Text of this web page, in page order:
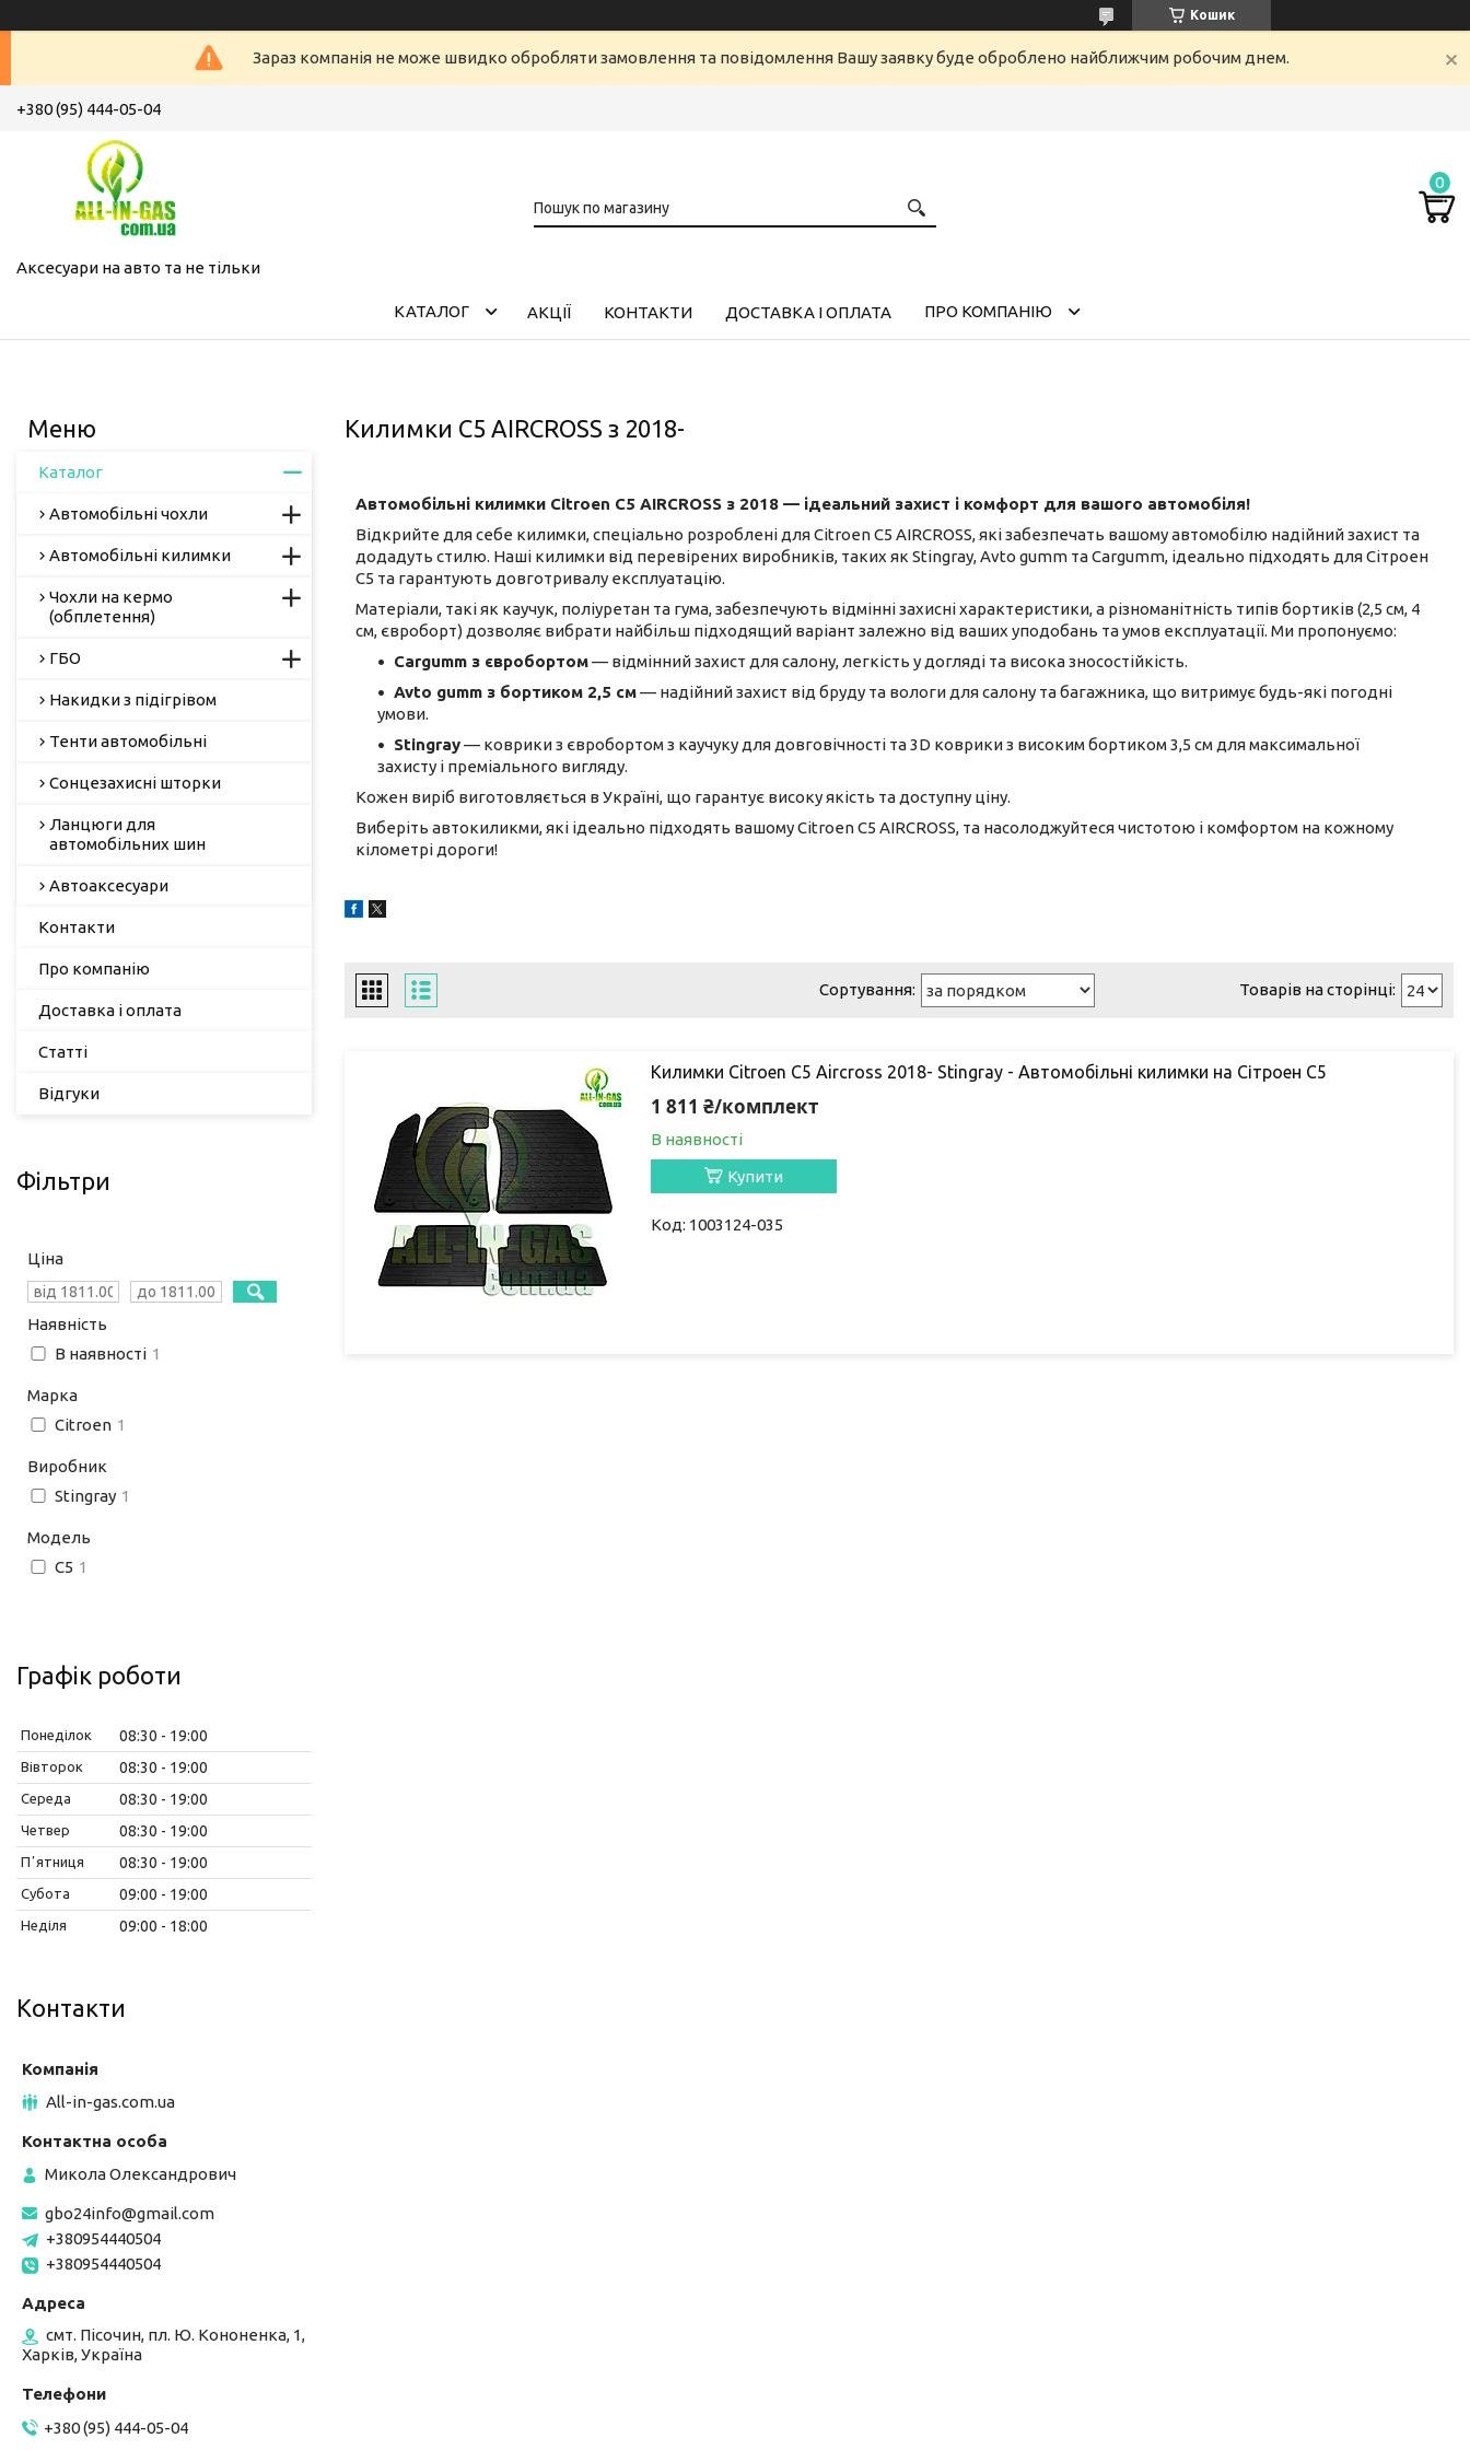
Кошик
Зараз компанія не може швидко обробляти замовлення та повідомлення Вашу заявку буде оброблено найближчим робочим днем.
+380 (95) 444-05-04
Аксесуари на авто та не тільки
КАТАЛОГ АКЦІЇ КОНТАКТИ ДОСТАВКА І ОПЛАТА ПРО КОМПАНІЮ
Килимки C5 AIRCROSS з 2018-
Автомобільні килимки Citroen C5 AIRCROSS з 2018 — ідеальний захист і комфорт для вашого автомобіля!
Відкрийте для себе килимки, спеціально розроблені для Citroen C5 AIRCROSS, які забезпечать вашому автомобілю надійний захист та
додадуть стилю. Наші килимки від перевірених виробників, таких як Stingray, Avto gumm та Cargumm, ідеально підходять для Сітроен
С5 та гарантують довготривалу експлуатацію.
Матеріали, такі як каучук, поліуретан та гума, забезпечують відмінні захисні характеристики, а різноманітність типів бортиків (2,5 см, 4
см, євроборт) дозволяє вибрати найбільш підходящий варіант залежно від ваших уподобань та умов експлуатації. Ми пропонуємо:
Cargumm з євробортом— відмінний захист для салону, легкість у догляді та висока зносостійкість.
Avto gumm з бортиком 2,5 см— надійний захист від бруду та вологи для салону та багажника, що витримує будь-які погодні
умови.
Stingray— коврики з євробортом з каучуку для довговічності та 3D коврики з високим бортиком 3,5 см для максимальної
захисту і преміального вигляду.
Кожен виріб виготовляється в Україні, що гарантує високу якість та доступну ціну.
Виберіть автокиликми, які ідеально підходять вашому Citroen C5 AIRCROSS, та насолоджуйтеся чистотою і комфортом на кожному
кілометрі дороги!
Килимки Citroen C5 Aircross 2018- Stingray - Автомобільні килимки на Сітроен С5
1 811 ₴/комплект
В наявності
Купити
1003124-035
Каталог
Автомобільні чохли
Автомобільні килимки
Чохли на кермо
(обплетення)
ГБО
Накидки з підігрівом
Тенти автомобільні
Сонцезахисні шторки
Ланцюги для
автомобільних шин
Автоаксесуари
Контакти
Про компанію
Доставка і оплата
Статті
Відгуки
Фільтри
Ціна
Наявність
В наявності 1
Марка
Citroen 1
Виробник
Stingray 1
Модель
C5 1
Графік роботи
Понеділок 08:30 19:00
Вівторок 08:30 19:00
Середа 08:30 19:00
Четвер 08:30 19:00
Пʼятниця 08:30 19:00
Субота 09:00 19:00
Неділя 09:00 18:00
Контакти
All-in-gas.com.ua
Микола Олександрович
gbo24info@gmail.com
+380954440504
+380954440504
смт. Пісочин, пл. Ю. Кононенка, 1,
Харків, Україна
+380 (95) 444-05-04